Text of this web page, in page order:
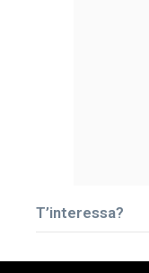
T’interessa?